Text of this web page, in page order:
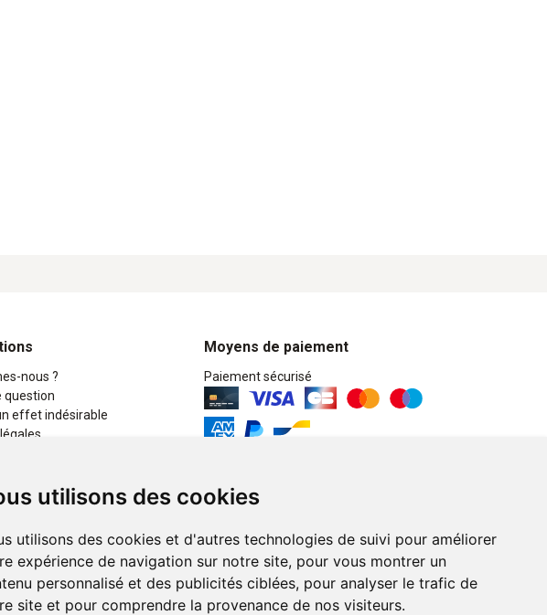
utilisons des cookies
utilisons des cookies et d'autres technologies de suivi pour améliorer
expérience de navigation sur notre site, pour vous montrer un
personnalisé et des publicités ciblées, pour analyser le trafic de
site et pour comprendre la provenance de nos visiteurs.
nous ?
question
effet indésirable
Moyens de paiement
Paiement sécurisé
Retrait à la pharmacie en Click & Collect
Livraison cyclo-urbaines à Liège avec :
Service professionnel et écologique de